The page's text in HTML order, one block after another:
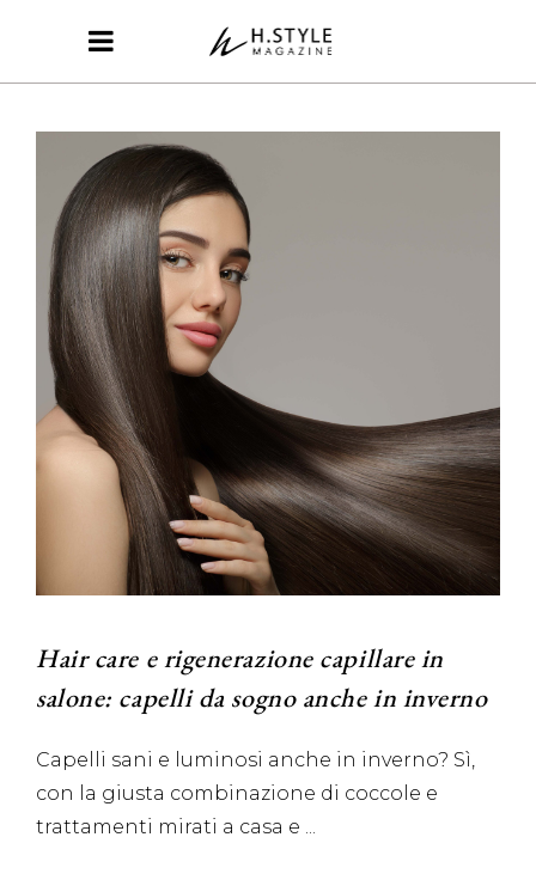
Hair care e rigenerazione capillare in
salone: capelli da sogno anche in inverno
Capelli sani e luminosi anche in inverno? Sì,
con la giusta combinazione di coccole e
trattamenti mirati a casa e